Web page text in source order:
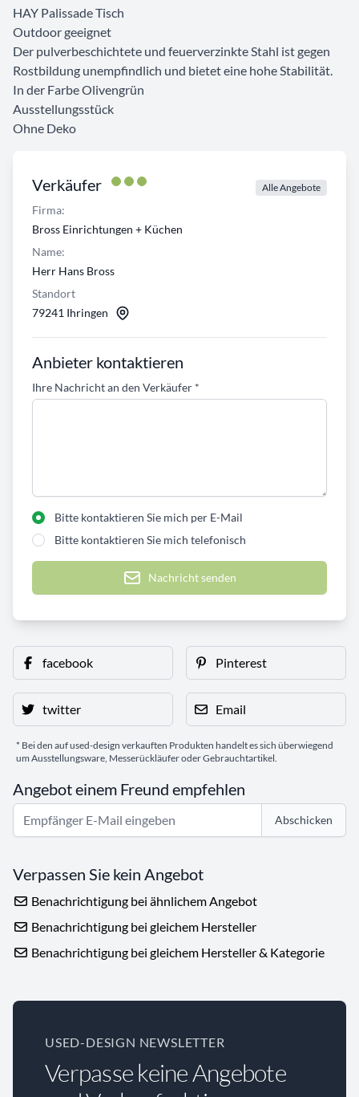
Verkäufer Alle Angebote
Firma:
Bross Einrichtungen + Küchen
Name:
Herr Hans Bross
Standort
79241 Ihringen
Anbieter kontaktieren
Ihre Nachricht an den Verkäufer *
Bitte kontaktieren Sie mich per E-Mail
Bitte kontaktieren Sie mich telefonisch
Nachricht senden
HAY Palissade Tisch
Outdoor geeignet
Der pulverbeschichtete und feuerverzinkte Stahl ist gegen
Rostbildung unempfindlich und bietet eine hohe Stabilität.
In der Farbe Olivengrün
Ausstellungsstück
Ohne Deko
facebook Pinterest
twitter Email
* Bei den auf used-design verkauften Produkten handelt es sich überwiegend
um Ausstellungsware, Messerückläufer oder Gebrauchtartikel.
Angebot einem Freund empfehlen
Abschicken
Verpassen Sie kein Angebot
Benachrichtigung bei ähnlichem Angebot
Benachrichtigung bei gleichem Hersteller
Benachrichtigung bei gleichem Hersteller & Kategorie
USED-DESIGN NEWSLETTER
Verpasse keine Angebote